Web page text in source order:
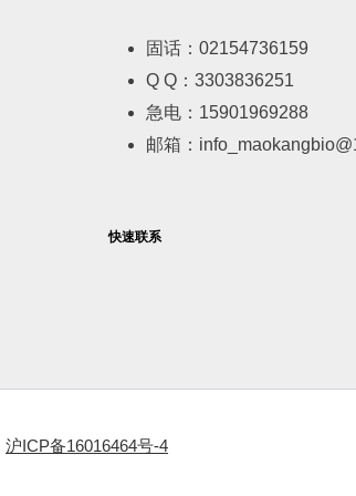
固话：02154736159
Q Q：3303836251
急电：15901969288
邮箱：
快速联系
沪ICP备16016464号-4